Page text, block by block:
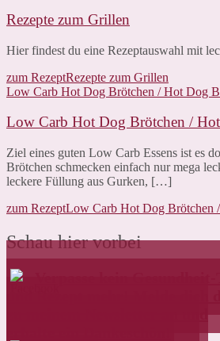
Rezepte zum Grillen
Hier findest du eine Rezeptauswahl mit
zum RezeptRezepte zum Grillen
Low Carb Hot Dog Brötchen / Hot Dog
Low Carb Hot Dog Brötchen /
Ziel eines guten Low Carb Essens ist es
Brötchen schmecken einfach nur mega
leckere Füllung aus Gurken, […]
zum RezeptLow Carb Hot Dog Brötchen
Schau hier vorbei
und Rezept mehr! Melde dich